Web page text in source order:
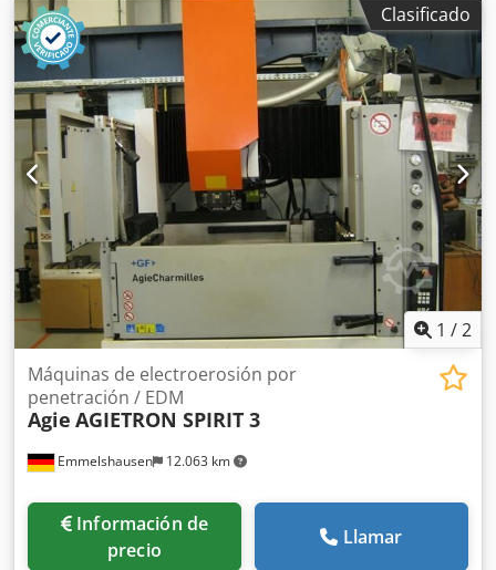
longitud de la mesa:
, Máquina de electroerosión
por penetración con eje C. Dodpfx Acjzqd Rroyeck
Clasificado
1 /2
Emmelshausen 12.063 km
Máquinas de electroerosión por
penetración / EDM
Agie AGIETRON SPIRIT 3
Información de
precio
Llamar